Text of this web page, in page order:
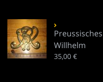
Willhelm
35,00 €